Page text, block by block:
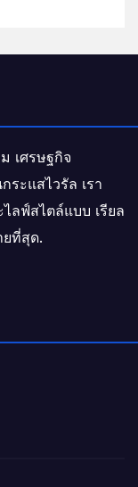
เศรษฐกิจ
ระแสไวรัล เรา
ลฟ์สไตล์แบบ เรียล
ยที่สุด.